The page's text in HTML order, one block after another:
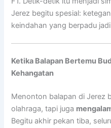
Jerez begitu spesial:
keindahan yang berpadu
Ketika Balapan Bertemu
Kehangatan
Menonton balapan di Jerez
olahraga, tapi juga
Begitu akhir pekan tiba,